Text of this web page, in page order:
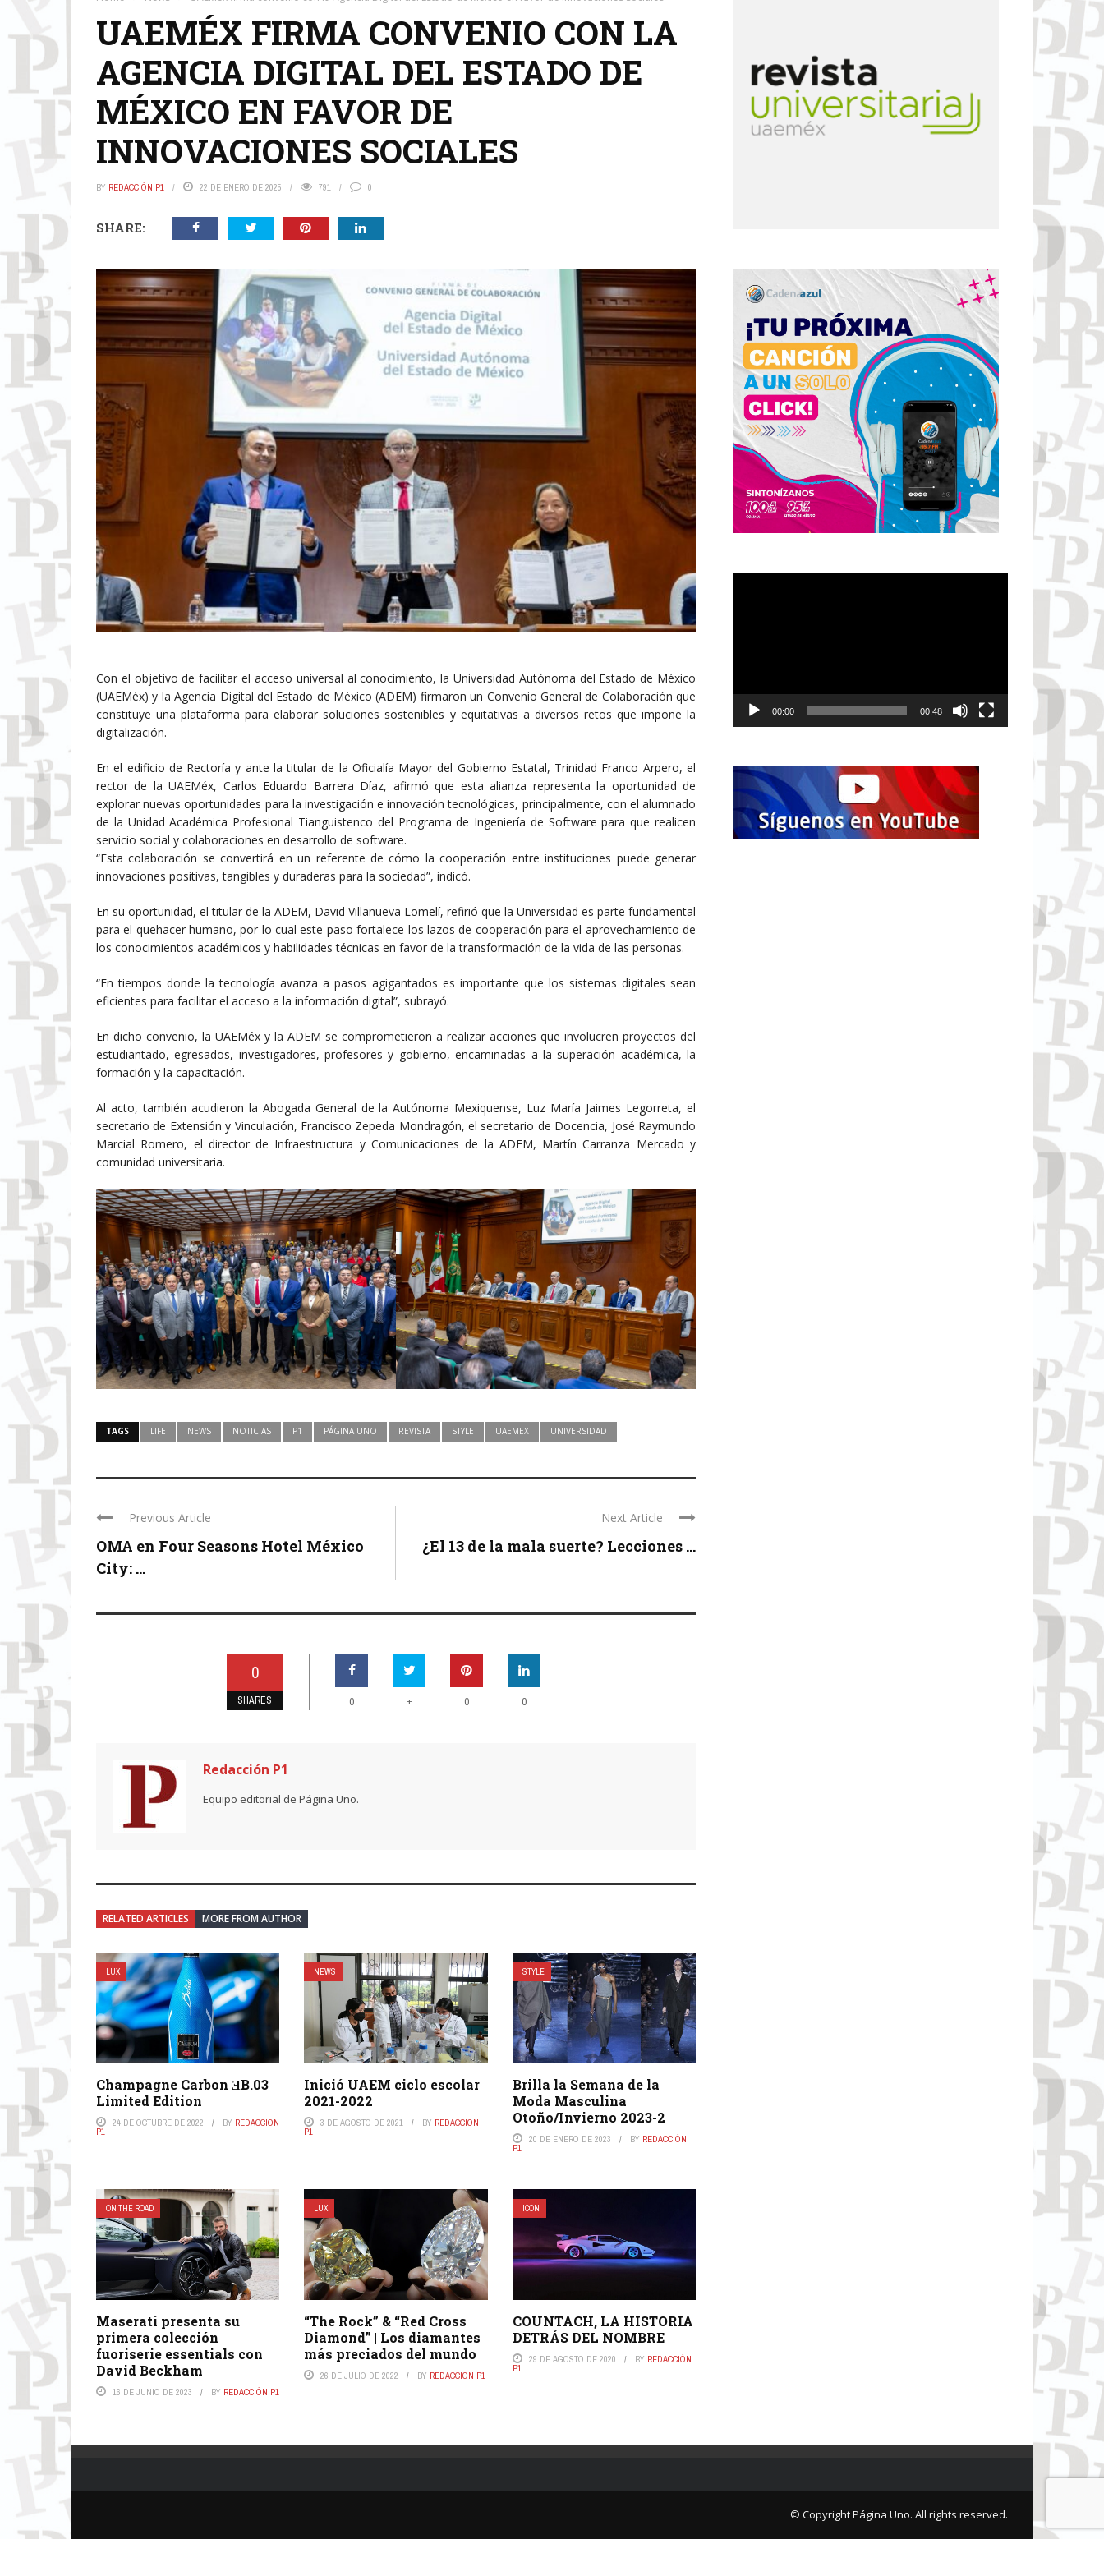
UAEMÉX FIRMA CONVENIO CON LA
AGENCIA DIGITAL DEL ESTADO DE
MÉXICO EN FAVOR DE
INNOVACIONES SOCIALES
BY REDACCIÓN P1 22 DE ENERO DE 2025 791 0
SHARE:
Con el objetivo de facilitar el acceso universal al conocimiento, la Universidad Autónoma del Estado de México
(UAEMéx) y la Agencia Digital del Estado de México (ADEM) firmaron un Convenio General de Colaboración que
constituye una plataforma para elaborar soluciones sostenibles y equitativas a diversos retos que impone la
digitalización.
En el edificio de Rectoría y ante la titular de la Oficialía Mayor del Gobierno Estatal, Trinidad Franco Arpero, el
rector de la UAEMéx, Carlos Eduardo Barrera Díaz, afirmó que esta alianza representa la oportunidad de
explorar nuevas oportunidades para la investigación e innovación tecnológicas, principalmente, con el alumnado
de la Unidad Académica Profesional Tianguistenco del Programa de Ingeniería de Software para que realicen
servicio social y colaboraciones en desarrollo de software.
“Esta colaboración se convertirá en un referente de cómo la cooperación entre instituciones puede generar
innovaciones positivas, tangibles y duraderas para la sociedad”, indicó.
En su oportunidad, el titular de la ADEM, David Villanueva Lomelí, refirió que la Universidad es parte fundamental
para el quehacer humano, por lo cual este paso fortalece los lazos de cooperación para el aprovechamiento de
los conocimientos académicos y habilidades técnicas en favor de la transformación de la vida de las personas.
“En tiempos donde la tecnología avanza a pasos agigantados es importante que los sistemas digitales sean
eficientes para facilitar el acceso a la información digital”, subrayó.
En dicho convenio, la UAEMéx y la ADEM se comprometieron a realizar acciones que involucren proyectos del
estudiantado, egresados, investigadores, profesores y gobierno, encaminadas a la superación académica, la
formación y la capacitación.
Al acto, también acudieron la Abogada General de la Autónoma Mexiquense, Luz María Jaimes Legorreta, el
secretario de Extensión y Vinculación, Francisco Zepeda Mondragón, el secretario de Docencia, José Raymundo
Marcial Romero, el director de Infraestructura y Comunicaciones de la ADEM, Martín Carranza Mercado y
comunidad universitaria.
TAGS LIFE NEWS NOTICIAS P1 PÁGINA UNO REVISTA STYLE UAEMEX UNIVERSIDAD
Previous Article
OMA en Four Seasons Hotel México
City: ...
Next Article
¿El 13 de la mala suerte? Lecciones ...
0
SHARES 0 + 0 0
Redacción P1
Equipo editorial de Página Uno.
RELATED ARTICLES MORE FROM AUTHOR
LUX
Champagne Carbon ƎB.03
Limited Edition
24 DE OCTUBRE DE 2022 BY REDACCIÓN
P1
NEWS
Inició UAEM ciclo escolar
2021-2022
3 DE AGOSTO DE 2021 BY REDACCIÓN
P1
STYLE
Brilla la Semana de la
Moda Masculina
Otoño/Invierno 2023-2
20 DE ENERO DE 2023 BY REDACCIÓN
P1
ON THE ROAD
Maserati presenta su
primera colección
fuoriserie essentials con
David Beckham
16 DE JUNIO DE 2023 BY REDACCIÓN P1
LUX
“The Rock” & “Red Cross
Diamond” | Los diamantes
más preciados del mundo
26 DE JULIO DE 2022 BY REDACCIÓN P1
ICON
COUNTACH, LA HISTORIA
DETRÁS DEL NOMBRE
29 DE AGOSTO DE 2020 BY REDACCIÓN
P1
00:00 00:48
© Copyright Página Uno. All rights reserved.